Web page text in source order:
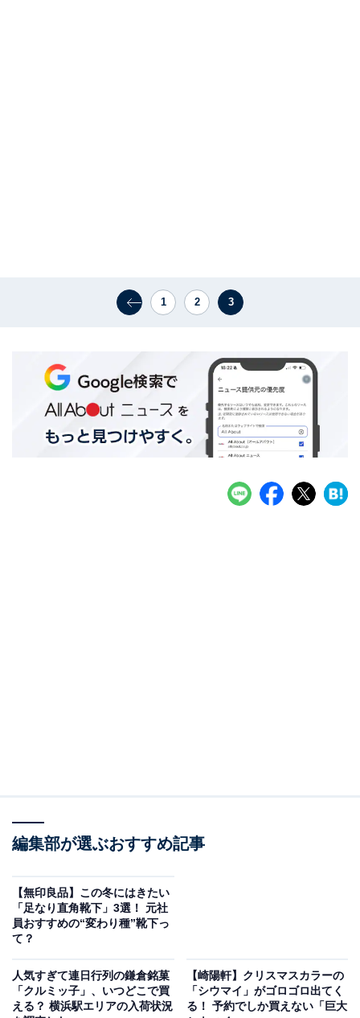
1 2 3
編集部が選ぶおすすめ記事
【無印良品】この冬にはきたい
「足なり直角靴下」3選！ 元社
員おすすめの“変わり種”靴下っ
て？
人気すぎて連日行列の鎌倉銘菓
「クルミッ子」、いつどこで買
える？ 横浜駅エリアの入荷状況
【崎陽軒】クリスマスカラーの
「シウマイ」がゴロゴロ出てく
る！ 予約でしか買えない「巨大